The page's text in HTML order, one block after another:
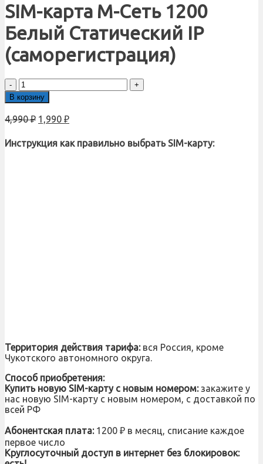
SIM-карта М-Сеть 1200
Белый Статический IP
(саморегистрация)
Количество
товара
SIM-
карта
М-
1200
В корзину
4,990₽ 1,990 ₽
Инструкция как правильно выбрать SIM-карту:
Территория действия тарифа:вся Россия, кроме
Чукотского автономного округа.
Способ приобретения:
Купить новую SIM-карту с новым номером:закажите у
нас новую SIM-карту с новым номером, с доставкой по
всей РФ
Абонентская плата:1200 ₽ в месяц, списание каждое
первое число
Круглосуточный доступ в интернет без блокировок: